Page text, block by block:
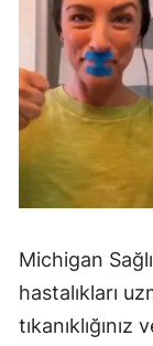
Michigan
hastalıkları